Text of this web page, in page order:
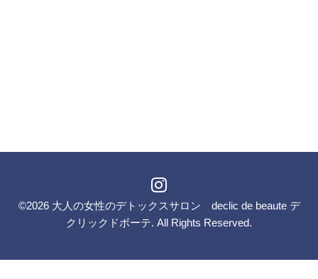
©2026 大人の女性のデトックスサロン declic de beaute デ
クリックドボーテ. All Rights Reserved.